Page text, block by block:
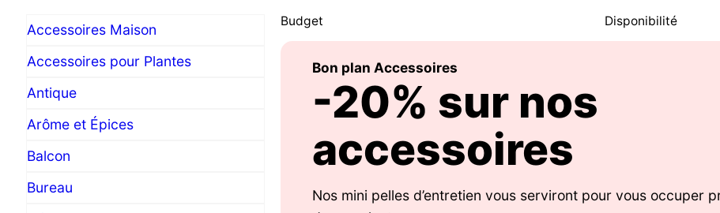
Accessoires Maison
Accessoires pour Plantes
Antique
Arôme et Épices
Balcon
Bureau
Budget Disponibilité
Bon plan Accessoires
-20% sur nos
accessoires
Nos mini pelles d’entretien vous serviront pour vous occuper